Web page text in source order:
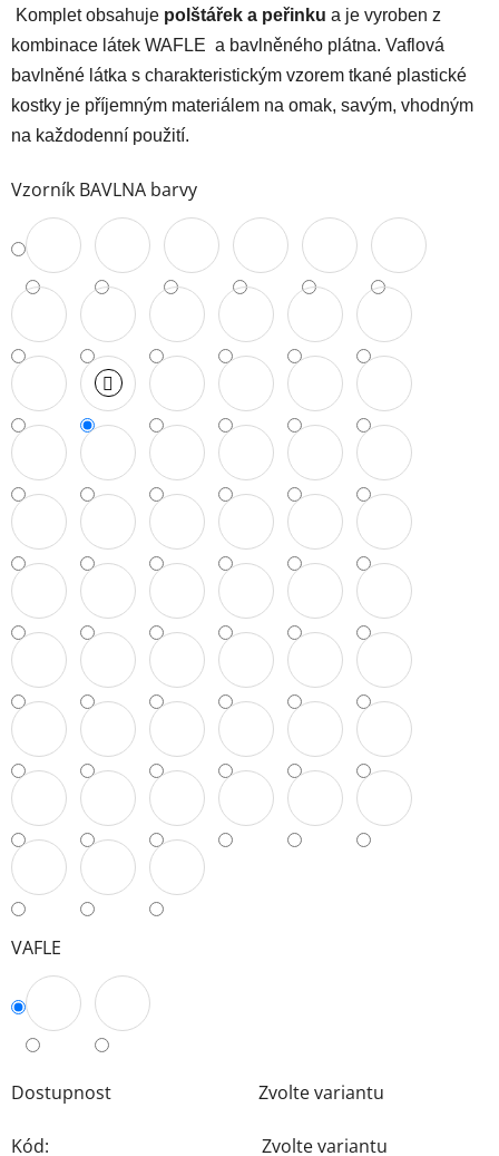
Komplet obsahuje polštářek a peřinku a je vyroben z
kombinace látek WAFLE a bavlněného plátna. Vaflová
bavlněné látka s charakteristickým vzorem tkané plastické
kostky je příjemným materiálem na omak, savým, vhodným
na každodenní použití.
Vzorník BAVLNA barvy
VAFLE
Dostupnost Zvolte variantu
Kód: Zvolte variantu